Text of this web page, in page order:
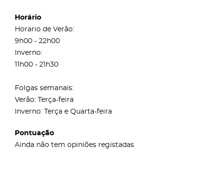
Horário
Horario de Verão:
9h00 - 22h00
Inverno:
11h00 - 21h30
Folgas semanais:
Verão: Terça-feira
Inverno: Terça e Quarta-feira
Pontuação
Ainda não tem opiniões registadas